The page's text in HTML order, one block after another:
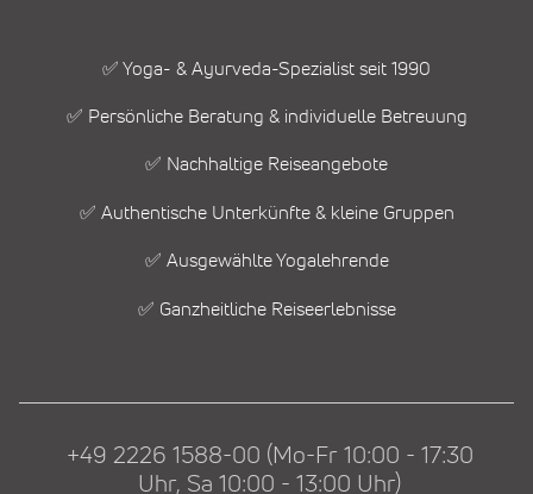
✅ Yoga- & Ayurveda-Spezialist seit 1990
✅ Persönliche Beratung & individuelle Betreuung
✅ Nachhaltige Reiseangebote
✅ Authentische Unterkünfte & kleine Gruppen
✅ Ausgewählte Yogalehrende
✅ Ganzheitliche Reiseerlebnisse
+49 2226 1588-00 (Mo-Fr 10:00 - 17:30
Uhr, Sa 10:00 - 13:00 Uhr)